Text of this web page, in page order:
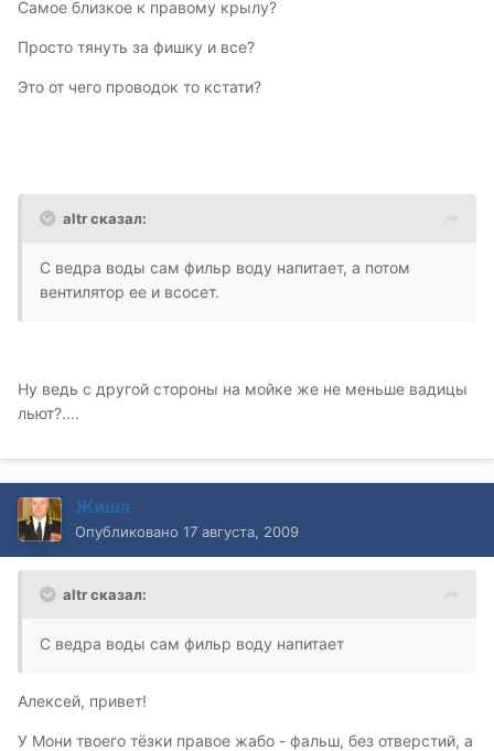
Самое близкое к правому крылу?
Просто тянуть за фишку и все?
Это от чего проводок то кстати?
altr сказал:
С ведра воды сам фильр воду напитает, а потом
вентилятор ее и всосет.
Ну ведь с другой стороны на мойке же не меньше вадицы
льют?....
Жиша
Опубликовано 17 августа, 2009
altr сказал:
С ведра воды сам фильр воду напитает
Алексей, привет!
У Мони твоего тёзки правое жабо - фальш, без отверстий, а